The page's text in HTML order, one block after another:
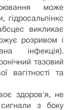
може
гідросальпінкс
викликає
розривом і
інфекція).
тазовий
вагітності та
здоров'я, не
сигнали з боку